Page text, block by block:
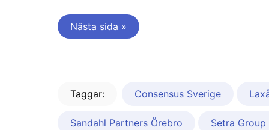
Nästa sida »
Taggar: Consensus Sverige
Sandahl Partners Örebro Setra Group